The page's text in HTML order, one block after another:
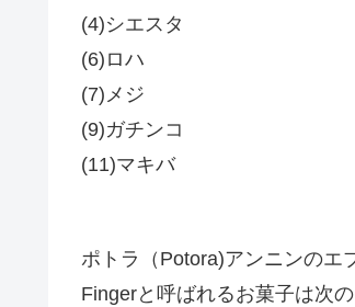
(4)シエスタ
(6)ロハ
(7)メジ
(9)ガチンコ
(11)マキバ
ポトラ（Potora)アンニンのエ
Fingerと呼ばれるお菓子は次